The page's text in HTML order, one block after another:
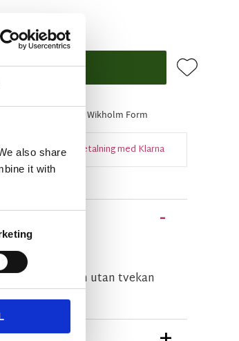
also share
it with
KÖP Lägg till i
Wikholm Form
Enkel betalning med Klarna
som utan tvekan